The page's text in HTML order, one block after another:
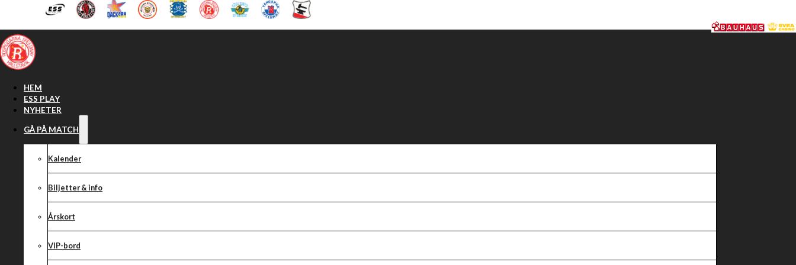
Hoppa till huvudinnehåll Hoppa till sidfot
HEM
ESS PLAY
NYHETER
GÅ PÅ MATCH
Kalender
Biljetter & info
Årskort
VIP-bord